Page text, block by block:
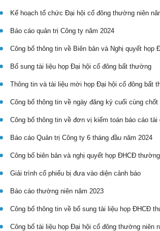
Kế hoạch tổ chức Đại hội cổ đông thường niên
Báo cáo quản trị Công ty năm 2024
Công bố thông tin về Biên bản và Nghị quyết họp
Bổ sung tài liệu họp Đại hội cổ đông bất thường
Thông tin và tài liệu mời họp Đại hội cổ đông bất
Công bố thông tin về ngày đăng ký cuối cùng
Công bố thông tin về đơn vị kiểm toán báo cáo tài
Báo cáo Quản trị Công ty 6 tháng đầu năm 2024
Công bố biên bản và nghị quyết họp ĐHCĐ
Giải trình cổ phiếu bị đưa vào diện cảnh báo
Báo cáo thường niên năm 2023
Công bố thông tin về bổ sung tài liệu họp ĐHCĐ
Công bố tài liệu họp Đại hội cổ đông thường niên